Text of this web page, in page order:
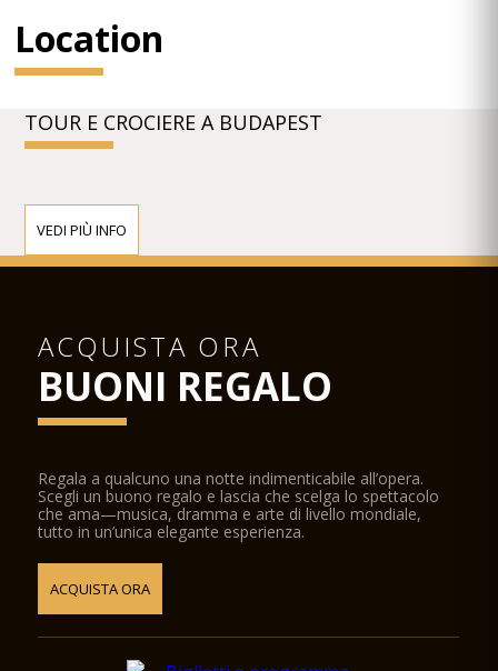
Location
TOUR E CROCIERE A BUDAPEST
VEDI PIÙ INFO
ACQUISTA ORA
BUONI REGALO
Regala a qualcuno una notte indimenticabile all’opera.
Scegli un buono regalo e lascia che scelga lo spettacolo
che ama—musica, dramma e arte di livello mondiale,
tutto in un’unica elegante esperienza.
ACQUISTA ORA